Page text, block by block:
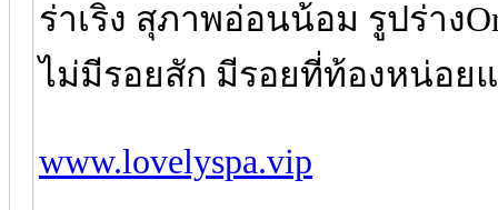
ร่าเริง สุภาพอ่อนน้อม รูปร่าง
ไม่มีรอยสัก มีรอยที่ท้องหน่อย
www.lovelyspa.vip